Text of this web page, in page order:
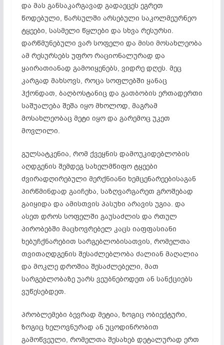
და მას განსაკარგავად გადაეცეს ეგრეთ
წოდებული, წარსულში არსებული საკოლმეურნეო
ტყეები, სასმელი წყლები და სხვა რესურსი.
დარწმუნებული ვარ სოფელი და მისი მოსახლეობა
ამ რესურსებს უფრო რაციონალურად და
ყაირათიანად გამოიყენებს, ვიდრე დღეს. მეც
კარგად მახსოვს, როცა სოფლებში ყანაც
ჰქონდათ, ბაღბოსტანიც და გათბობის ერთადერთი
საშუალება შეშა იყო მხოლოდ, მაგრამ
მოსახლეობაც მეტი იყო და გარემოც უკეთ
მოვლილი.
გულსატკენია, რომ ქვეყნის დამოუკიდებლობის
აღდგენის შემდეგ სახელმწიფო ტყეები
ძვირადღირებული მერქნიანი ხემცენარეებისაგან
პირწმინდად გაიჩეხა, საზღვარგარეთ გროშებად
გაიყიდა და ამისთვის პასუხი არავის უგია. და
ასეთ დროს სოფელში გაუსაძლის და რთულ
პირობებში მაცხოვრებელ კაცს იაფფასიანი
ხებუჩქნარებით სარგებლობისათვის, რომელთა
თვითაღდგენის შესაძლებლობა ძალიან მაღალია
და მოკლე დროშია შესაძლებელი, მათ
სარგებლობაზე უარს ვეუბნებოდეთ ან სანქციებს
ვუწესებდეთ.
პრობლემები ბევრად მეტია, ზოგიც ობიექტური,
ზოგიც ხელოვნურად ან უცოდინრობით
გამოწვეული, რომელთა შესახებ დეტალურად ერთ